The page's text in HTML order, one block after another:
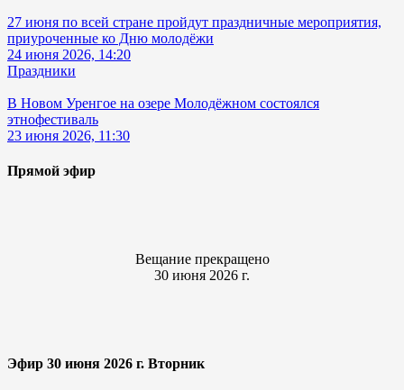
27 июня по всей стране пройдут праздничные мероприятия,
приуроченные ко Дню молодёжи
24 июня 2026, 14:20
Праздники
В Новом Уренгое на озере Молодёжном состоялся
этнофестиваль
23 июня 2026, 11:30
Прямой эфир
Вещание прекращено
30 июня 2026 г.
Эфир 30 июня 2026 г. Вторник